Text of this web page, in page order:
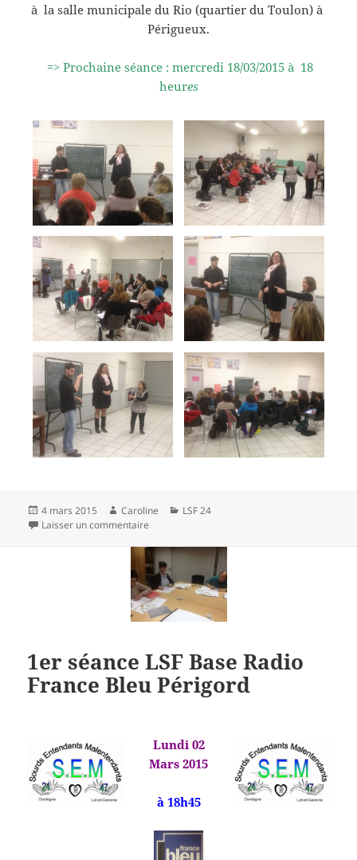
à la salle municipale du Rio (quartier du Toulon) à
Périgueux.
=> Prochaine séance : mercredi 18/03/2015 à 18
heures
Publié
le
4 mars 2015 Auteur
Caroline Catégories
LSF 24
Laisser un commentaire
1er séance LSF Base Radio
France Bleu Périgord
Lundi 02
Mars 2015
à 18h45